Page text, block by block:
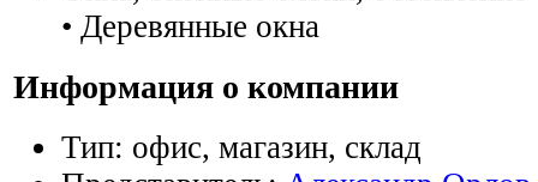
• Деревянные окна
Информация о компании
Тип: офис, магазин, склад